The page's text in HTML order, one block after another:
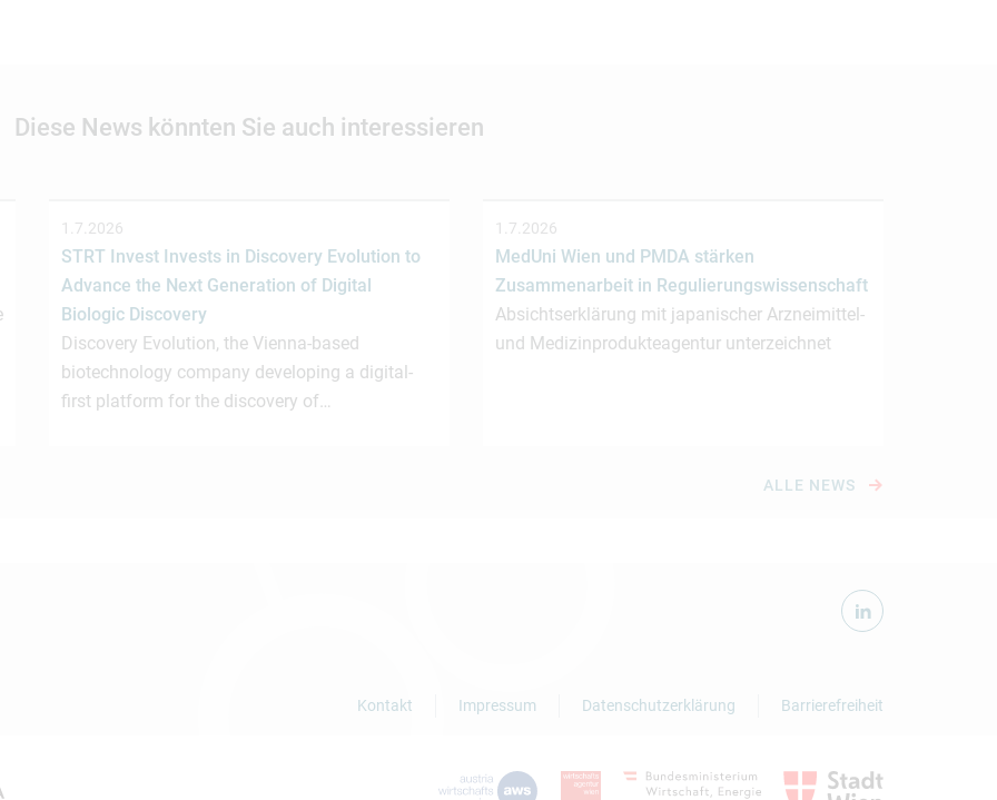
Diese News könnten Sie auch interessieren
1.7.2026
STRT Invest Invests in Discovery Evolution to
Advance the Next Generation of Digital
Biologic Discovery
Discovery Evolution, the Vienna-based
biotechnology company developing a digital-
first platform for the discovery of…
1.7.2026
MedUni Wien und PMDA stärken
Zusammenarbeit in Regulierungswissenschaft
Absichtserklärung mit japanischer Arzneimittel-
und Medizinprodukteagentur unterzeichnet
ALLE NEWS
Kontakt
Impressum Datenschutzerklärung Barrierefreiheit